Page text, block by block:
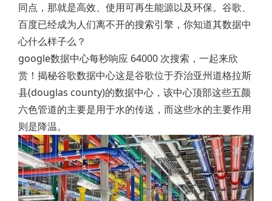
同点，那就是高效、使用可再生能源以及环保。谷歌、
百度已经成为人们离不开的搜索引擎，你知道其数据中
心什么样子么？
google数据中心每秒响应 64000 次搜索，一起来欣
赏！揭秘谷歌数据中心这是谷歌位于乔治亚州道格拉斯
县(douglas county)的数据中心，该中心顶部这些五颜
六色管道的主要是用于水的传送，而这些水的主要作用
则是降温。